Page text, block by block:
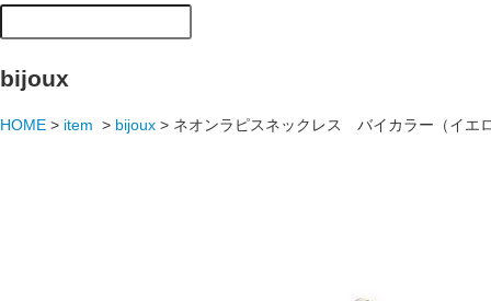
bijoux
HOME > item > bijoux > ネオンラピスネックレス バイカラー（イエ